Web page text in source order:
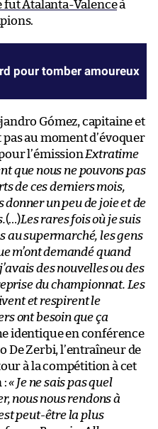
fut Atalanta-Valenceà
pour tomber amoureux
Gómez, capitaine et
pas au moment d’évoquer
l’émission Extratime
que nous ne pouvons pas
de ces derniers mois,
donner un peu de joie et de
(…)Les rares fois où je suis
au supermarché, les gens
m’ont demandé quand
des nouvelles ou des
du championnat. Les
et respirent le
ont besoin que ça
identique en conférence
De Zerbi, l’entraîneur de
à la compétition à cet
:« Je ne sais pas quel
nous nous rendons à
peut-être la plus